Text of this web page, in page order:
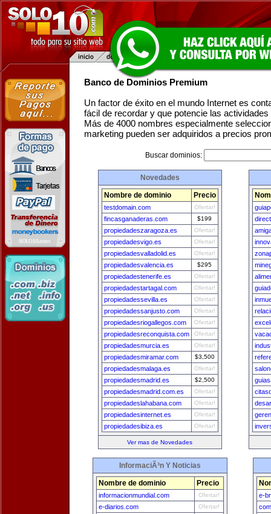
Banco de Dominios Premium
Un factor de éxito en el mundo Internet es
fácil de recordar y que potencie las
Más de 4000 nombres especialmente
marketing pueden ser adquiridos a precios
Buscar dominios:
Novedades
Nombre de dominio Precio
testdomain.com Ofertar!
fincasganaderas.com $199
propiedadeszaragoza.es Ofertar!
propiedadesvigo.es Ofertar!
propiedadesvalladolid.es Ofertar!
propiedadesvalencia.es $295
propiedadestenerife.es Ofertar!
propiedadestartagal.com Ofertar!
propiedadessevilla.es Ofertar!
propiedadessanjusto.com Ofertar!
propiedadesriogallegos.com Ofertar!
propiedadesreconquista.com Ofertar!
propiedadesmurcia.es Ofertar!
propiedadesmiramar.com $3,500
propiedadesmalaga.es Ofertar!
propiedadesmadrid.es $2,500
propiedadesmadrid.com.es Ofertar!
propiedadeslahabana.com Ofertar!
propiedadesinternet.es Ofertar!
propiedadesibiza.es Ofertar!
Ver mas de Novedades
InformaciÃ³n Y Noticias
Nombre de dominio Precio
informacionmundial.com Ofertar!
e-diarios.com Ofertar!
e-